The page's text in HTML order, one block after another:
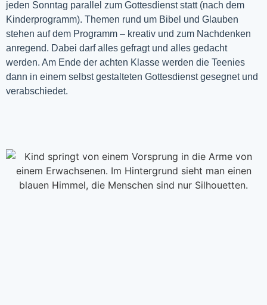
jeden Sonntag parallel zum Gottesdienst statt (nach dem
Kinderprogramm). Themen rund um Bibel und Glauben
stehen auf dem Programm – kreativ und zum Nachdenken
anregend. Dabei darf alles gefragt und alles gedacht
werden. Am Ende der achten Klasse werden die Teenies
dann in einem selbst gestalteten Gottesdienst gesegnet und
verabschiedet.